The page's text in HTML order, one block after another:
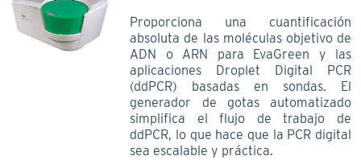
Proporciona una cuantificación
absoluta de las moléculas objetivo de
ADN o ARN para EvaGreen y las
aplicaciones Droplet Digital PCR
(ddPCR) basadas en sondas. El
generador de gotas automatizado
simplifica el flujo de trabajo de
ddPCR, lo que hace que la PCR digital
sea escalable y práctica.